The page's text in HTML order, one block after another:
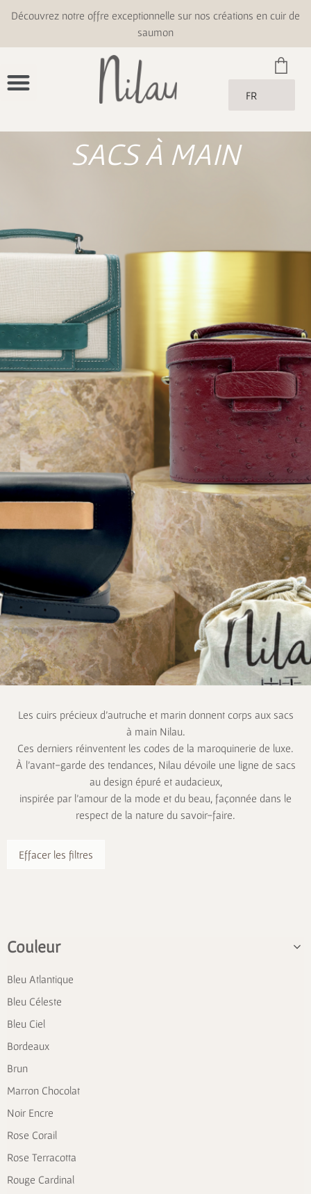
Découvrez notre offre exceptionnelle sur nos créations en cuir de
saumon
FR
SACS À MAIN
Les cuirs précieux d’autruche et marin donnent corps aux sacs
à main Nilau.
Ces derniers réinventent les codes de la maroquinerie de luxe.
À l’avant-garde des tendances, Nilau dévoile une ligne de sacs
au design épuré et audacieux,
inspirée par l’amour de la mode et du beau, façonnée dans le
respect de la nature du savoir-faire.
Effacer les filtres
Couleur
Bleu Atlantique
Bleu Céleste
Bleu Ciel
Bordeaux
Brun
Marron Chocolat
Noir Encre
Rose Corail
Rose Terracotta
Rouge Cardinal